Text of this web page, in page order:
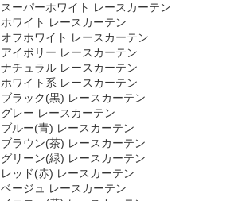
スーパーホワイト レースカーテン
ホワイト レースカーテン
オフホワイト レースカーテン
アイボリー レースカーテン
ナチュラル レースカーテン
ホワイト系 レースカーテン
ブラック(黒) レースカーテン
グレー レースカーテン
ブルー(青) レースカーテン
ブラウン(茶) レースカーテン
グリーン(緑) レースカーテン
レッド(赤) レースカーテン
ベージュ レースカーテン